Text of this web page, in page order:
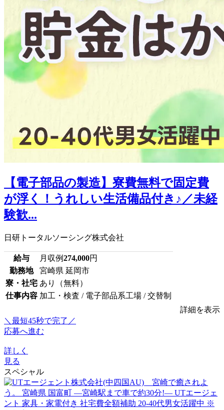
【電子部品の製造】寮費無料で固定費
が浮く！うれしい生活備品付き♪／未経
験歓...
日研トータルソーシング株式会社
給与 月収例274,000円
勤務地
宮崎県 延岡市
寮・社宅 あり（無料）
仕事内容 加工・検査 / 電子部品系工場 / 交替制
詳細を表示
＼最短45秒で完了／
応募へ進む
詳しく
見る
スペシャル